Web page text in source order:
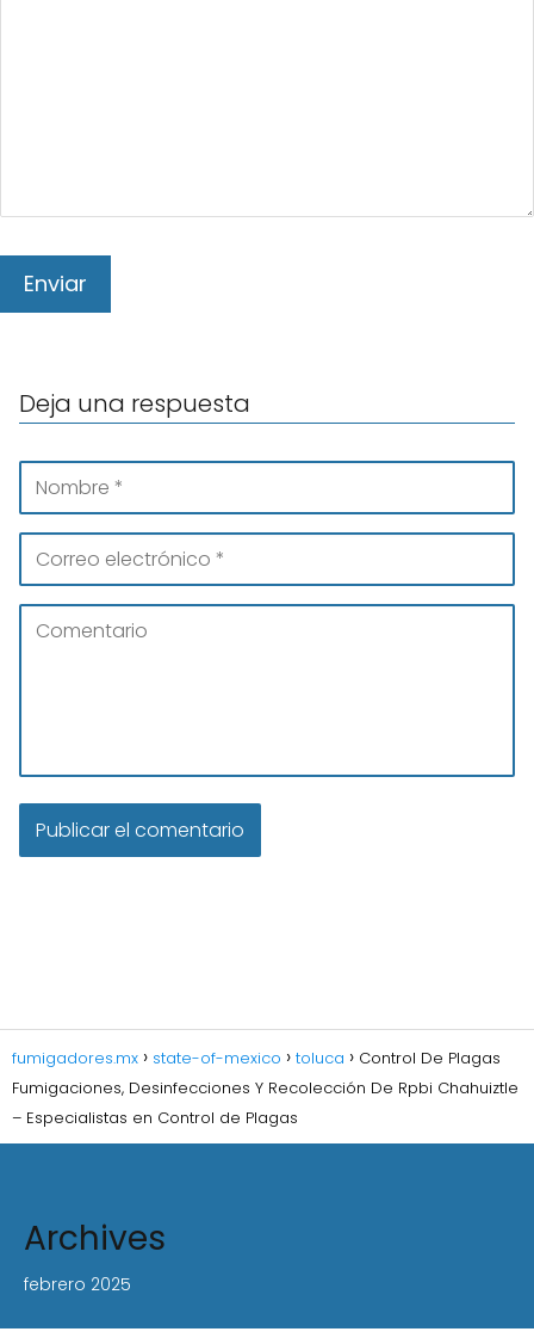
Deja una respuesta
fumigadores.mx state-of-mexico toluca
Control De Plagas
Fumigaciones, Desinfecciones Y Recolección De Rpbi Chahuiztle
– Especialistas en Control de Plagas
Archives
febrero 2025